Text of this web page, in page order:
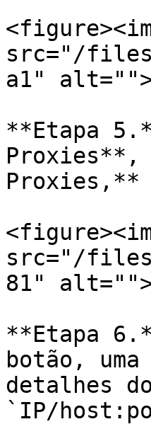
src="/files/
a1"
**Etapa
Proxies**,
Proxies,**
src="/files/
81"
**Etapa
botão,
detalhes
`IP/